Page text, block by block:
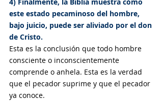
este estado pecaminoso del hombre,
bajo juicio, puede ser aliviado por el don
de Cristo.
Esta es la conclusión que todo hombre
consciente o inconscientemente
comprende o anhela. Esta es la verdad
que el pecador suprime y que el pecador
ya conoce.